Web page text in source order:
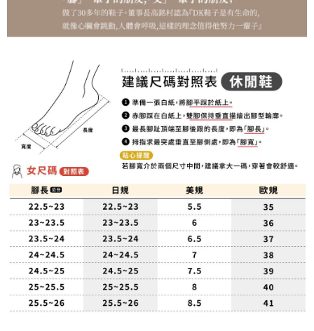
Mobile / Pemindahan bank / Pembayaran J街口 / iPASS MONEY" dan
saluran lain.
membolehkan pengguna membeli produk atau perkhidmatan melalui
perkhidmatan ini semasa transaksi, dan kedai akan menyerahkan hak
tuntutan harga jual/beli ansuran kepada syarikat ini untuk membayar bil
menggunakan bil syarikat ini.
2. Berdasarkan tujuan kontrak persetujuan pembayaran menggunakan
"Pembayaran Ansuran Gogo", kedai akan memberikan maklumat peribadi
anda (termasuk nama, telefon atau alamat) kepada Taiwan Mobile untuk
pengumpulan, pemprosesan dan penggunaan, untuk pengesahan,
semakan dan pembetulan data yang diperlukan untuk bil ansuran oleh
Taiwan Mobile.
3. Sila baca syarat perkhidmatan pengguna secara lengkap melalui
pautan berikut: https://oppay.tw/userRule